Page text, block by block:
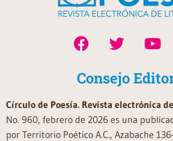
Consejo
Círculo de Poesía. Revista electrónica
No. 960, febrero de 2026 es una
por Territorio Poético A.C., Azabache